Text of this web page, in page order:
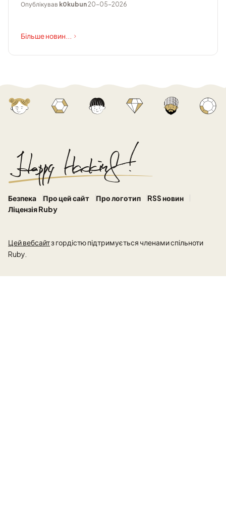
Опублікував k0kubun20-05-2026
Більше новин...
Безпека Про цей сайт Про логотип
RSS новин
Ліцензія Ruby
Цей вебсайтз гордістю підтримується членами спільноти
Ruby.